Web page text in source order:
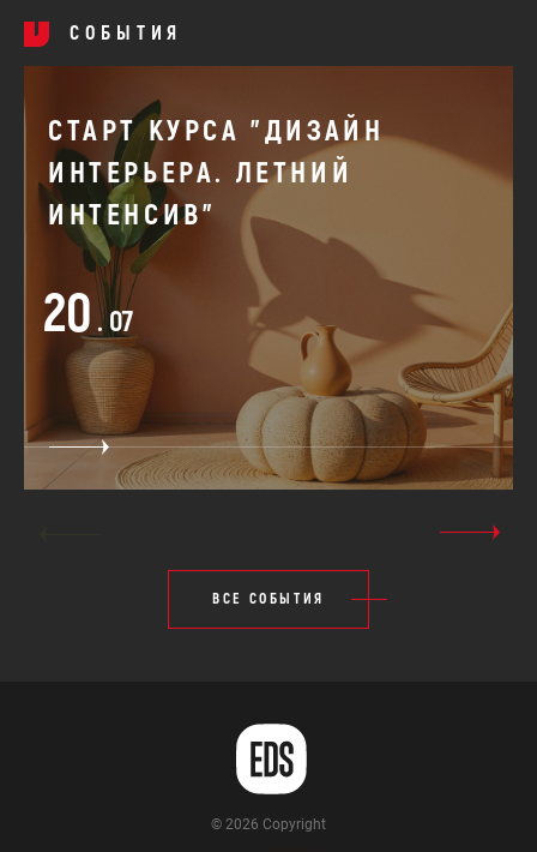
СОБЫТИЯ
СТАРТ КУРСА "ДИЗАЙН
ИНТЕРЬЕРА. ЛЕТНИЙ
ИНТЕНСИВ"
20 . 07
ВСЕ СОБЫТИЯ
© 2026 Copyright